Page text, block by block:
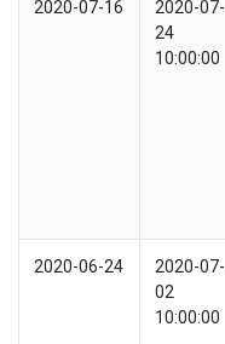
2020-07-16
2020-07-
24
10:00:00
2020-06-24
2020-07-
02
10:00:00